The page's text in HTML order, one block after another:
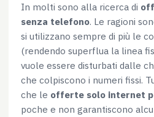
In molti sono alla ricerca di
senza telefono. Le ragioni
si utilizzano sempre di più le
(rendendo superflua la linea
vuole essere disturbati dalle
che colpiscono i numeri fissi.
che le offerte solo internet
poche e non garantiscono